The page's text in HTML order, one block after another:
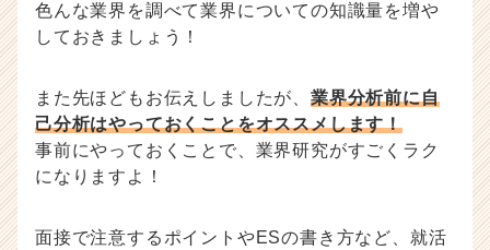
色んな業界を調べて業界についての知識量を増や
しておきましょう！
また先ほどもお伝えしましたが、 業界分析前に自
己分析はやっておくことをオススメします！
事前にやっておくことで、業界研究がすごくラク
になりますよ！
面接で注意するポイントやESの書き方など、就活